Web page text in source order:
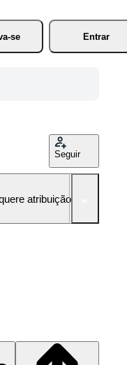
se
Entrar
Seguir
atribuição!